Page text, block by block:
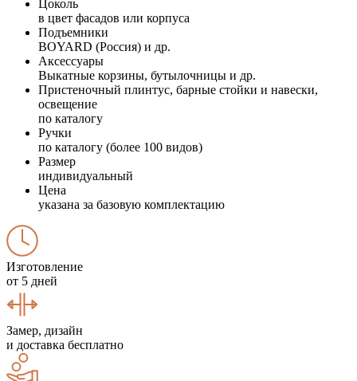
Цоколь
в цвет фасадов или корпуса
Подъемники
BOYARD (Россия) и др.
Аксессуары
Выкатные корзины, бутылочницы и др.
Пристеночный плинтус, барные стойки и навески,
освещение
по каталогу
Ручки
по каталогу (более 100 видов)
Размер
индивидуальный
Цена
указана за базовую комплектацию
Изготовление
от 5 дней
Замер, дизайн
и доставка бесплатно